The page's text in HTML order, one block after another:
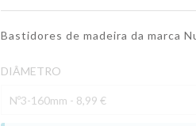
Bastidores de madeira da marca
DIÂMETRO